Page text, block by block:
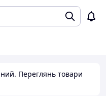
Переглянь товари